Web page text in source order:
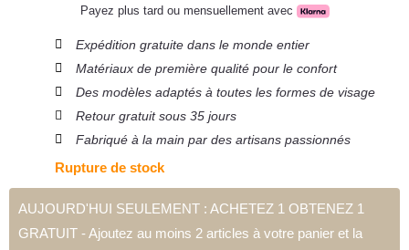
Payez plus tard ou mensuellement avec
Expédition gratuite dans le monde entier
Matériaux de première qualité pour le confort
Des modèles adaptés à toutes les formes de visage
Retour gratuit sous 35 jours
Fabriqué à la main par des artisans passionnés
Rupture de stock
AUJOURD'HUI SEULEMENT : ACHETEZ 1 OBTENEZ 1
GRATUIT - Ajoutez au moins 2 articles à votre panier et la
quantité
de